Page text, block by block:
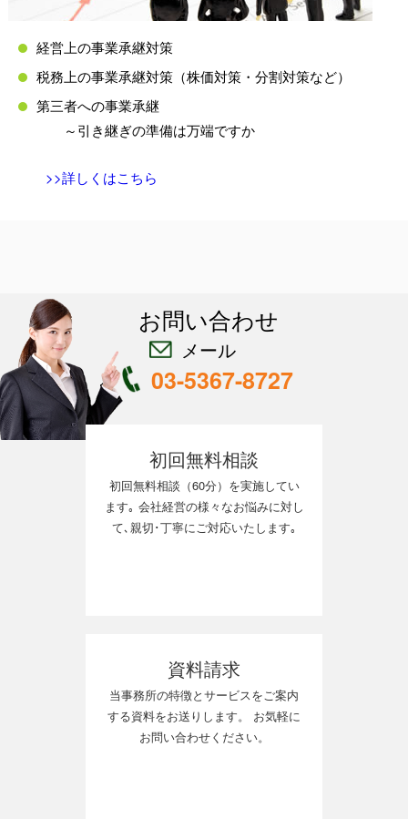
経営上の事業承継対策
税務上の事業承継対策（株価対策・分割対策など）
第三者への事業承継
～引き継ぎの準備は万端ですか
>>詳しくはこちら
お問い合わせ
メール
03-5367-8727
初回無料相談
初回無料相談（60分）を実施してい
ます｡ 会社経営の様々なお悩みに対し
て､親切･丁寧にご対応いたします｡
資料請求
当事務所の特徴とサービスをご案内
する資料をお送りします。 お気軽に
お問い合わせください。